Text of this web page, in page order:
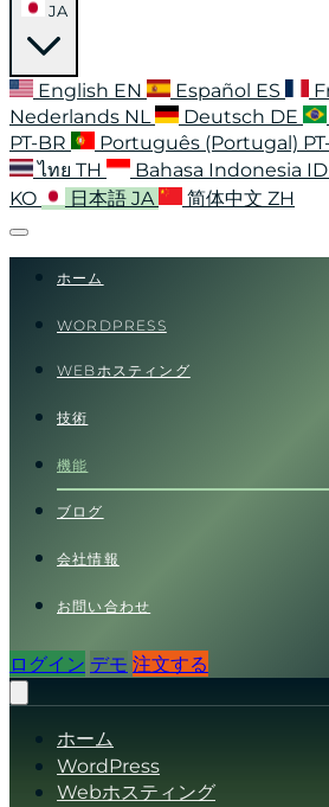
JA
English EN Español ES
Nederlands NL Deutsch DE
PT-BR
Português (Portugal)
ไทย TH Bahasa Indonesia ID
KO
日本語 JA 简体中文 ZH
ホーム
WORDPRESS
WEBホスティング
技術
機能
ブログ
会社情報
お問い合わせ
ログイン デモ 注文する
ホーム
WordPress
Webホスティング